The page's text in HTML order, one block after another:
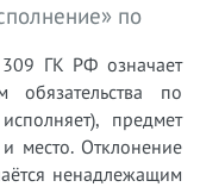
по
ГК РФ означает
обязательства по
предмет
место. Отклонение
ненадлежащим